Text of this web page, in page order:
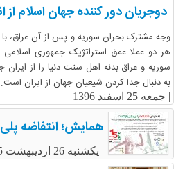
دوجریان دور کننده جهان اسلام از
وجه مشترک بحران سوریه و پس از آن عراق،
هر دو عملا عمق استراتژیک جمهوری اسلامی
سوریه و عراق بدنه اهل سنت دنیا را از
به دنبال جدا کردن شیعیان جهان از ایران است.
| جمعه 25 اسفند 1396
همایش؛ انتفاضه
| یکشنبه 26 اردیبهشت 1395